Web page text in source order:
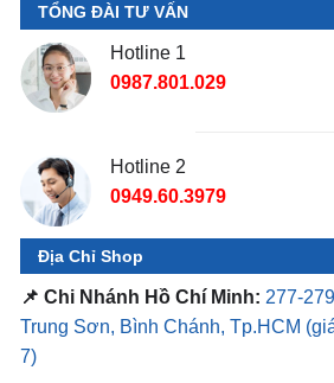
TỔNG ĐÀI TƯ VẤN
Hotline 1
0987.801.029
Hotline 2
0949.60.3979
Địa Chỉ Shop
📌 Chi Nhánh Hồ Chí Minh: 277-
Trung Sơn, Bình Chánh, Tp.HCM
7)